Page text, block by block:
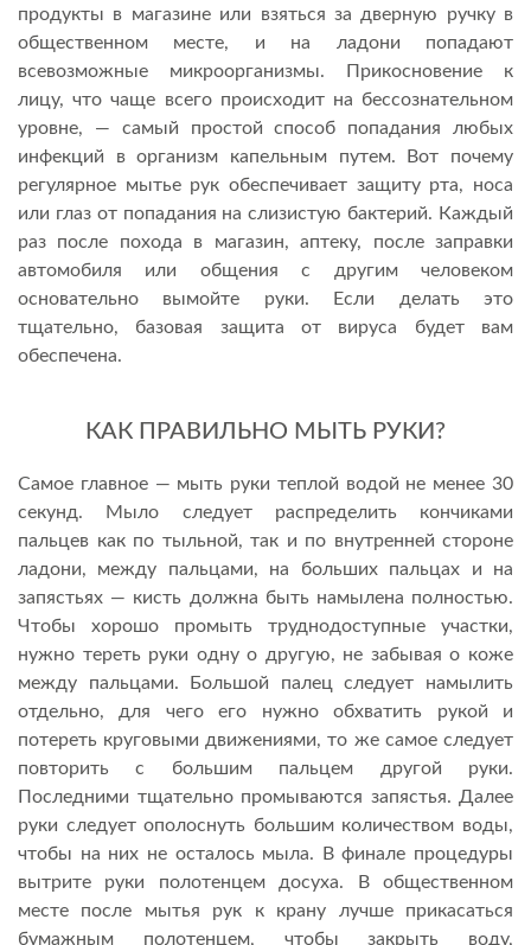
продукты в магазине или взяться за дверную ручку в
общественном месте, и на ладони попадают
всевозможные микроорганизмы. Прикосновение к
лицу, что чаще всего происходит на бессознательном
уровне, — самый простой способ попадания любых
инфекций в организм капельным путем. Вот почему
регулярное мытье рук обеспечивает защиту рта, носа
или глаз от попадания на слизистую бактерий. Каждый
раз после похода в магазин, аптеку, после заправки
автомобиля или общения с другим человеком
основательно вымойте руки. Если делать это
тщательно, базовая защита от вируса будет вам
обеспечена.
КАК ПРАВИЛЬНО МЫТЬ РУКИ?
Самое главное — мыть руки теплой водой не менее 30
секунд. Мыло следует распределить кончиками
пальцев как по тыльной, так и по внутренней стороне
ладони, между пальцами, на больших пальцах и на
запястьях — кисть должна быть намылена полностью.
Чтобы хорошо промыть труднодоступные участки,
нужно тереть руки одну о другую, не забывая о коже
между пальцами. Большой палец следует намылить
отдельно, для чего его нужно обхватить рукой и
потереть круговыми движениями, то же самое следует
повторить с большим пальцем другой руки.
Последними тщательно промываются запястья. Далее
руки следует ополоснуть большим количеством воды,
чтобы на них не осталось мыла. В финале процедуры
вытрите руки полотенцем досуха. В общественном
месте после мытья рук к крану лучше прикасаться
бумажным полотенцем, чтобы закрыть воду,